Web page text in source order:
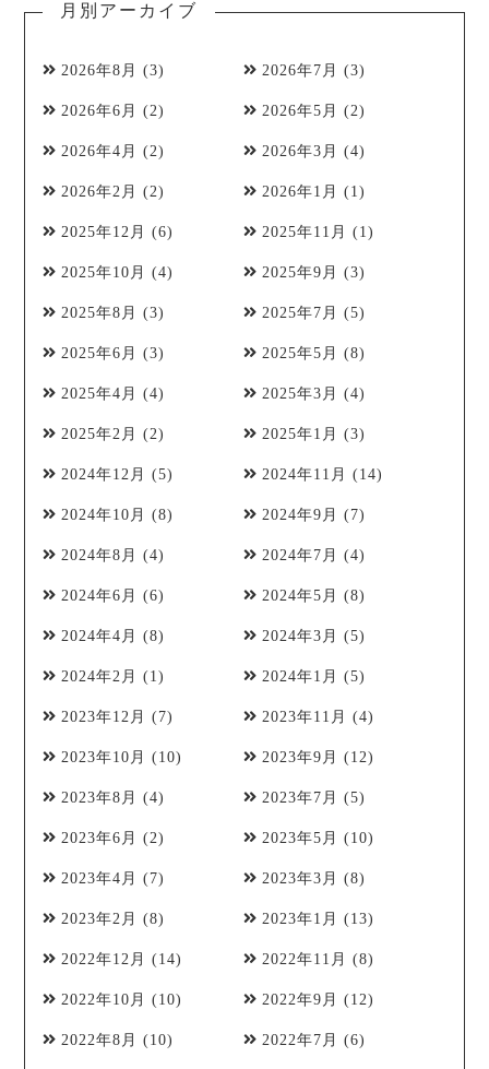
月別アーカイブ
2026年8月 (3) 2026年7月 (3)
2026年6月 (2) 2026年5月 (2)
2026年4月 (2) 2026年3月 (4)
2026年2月 (2) 2026年1月 (1)
2025年12月 (6) 2025年11月 (1)
2025年10月 (4) 2025年9月 (3)
2025年8月 (3) 2025年7月 (5)
2025年6月 (3) 2025年5月 (8)
2025年4月 (4) 2025年3月 (4)
2025年2月 (2) 2025年1月 (3)
2024年12月 (5) 2024年11月 (14)
2024年10月 (8) 2024年9月 (7)
2024年8月 (4) 2024年7月 (4)
2024年6月 (6) 2024年5月 (8)
2024年4月 (8) 2024年3月 (5)
2024年2月 (1) 2024年1月 (5)
2023年12月 (7) 2023年11月 (4)
2023年10月 (10) 2023年9月 (12)
2023年8月 (4) 2023年7月 (5)
2023年6月 (2) 2023年5月 (10)
2023年4月 (7) 2023年3月 (8)
2023年2月 (8) 2023年1月 (13)
2022年12月 (14) 2022年11月 (8)
2022年10月 (10) 2022年9月 (12)
2022年8月 (10) 2022年7月 (6)